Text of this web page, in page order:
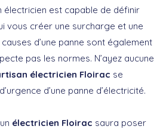
électricien est capable de définir
vous créer une surcharge et une
d’une panne sont également
pas les normes. N’ayez aucune
électricien Floirac se
d’une panne d’électricité.
électricien Floirac saura poser